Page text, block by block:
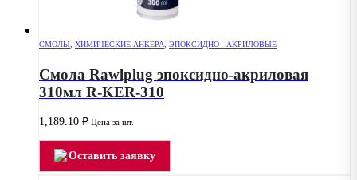
СМОЛЫ ХИМИЧЕСКИЕ АНКЕРА ЭПОКСИДНО - АКРИЛОВЫЕ
Смола Rawlplug эпоксидно-акриловая
310мл R-KER-310
1,189.10 ₽ Цена за шт.
Оставить заявку